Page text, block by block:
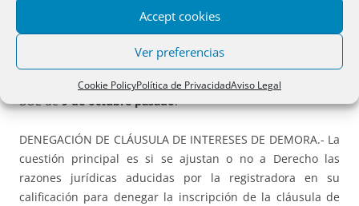
Accept cookies
Ver preferencias
Cookie PolicyPolítica de PrivacidadAviso Legal
la norma objeto de aplicación–el art. 251-6, número 4, del
Código de consumo de Cataluña– por providencia del
Tribunal Constitucional de 6 octubre 2015, que suspende
la vigencia, entre otros, del citado artículo; publicada en el
BOE de9 de octubre pasado.
DENEGACIÓN DE CLÁUSULA DE INTERESES DE DEMORA.- La
cuestión principal es si se ajustan o no a Derecho las
razones jurídicas aducidas por la registradora en su
calificación para denegar la inscripción de la cláusula de